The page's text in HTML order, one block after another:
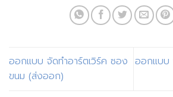
ออกแบบ จัดทำอาร์ตเวิร์ค ซอง
ขนม (ส่งออก)
ออกแบบ